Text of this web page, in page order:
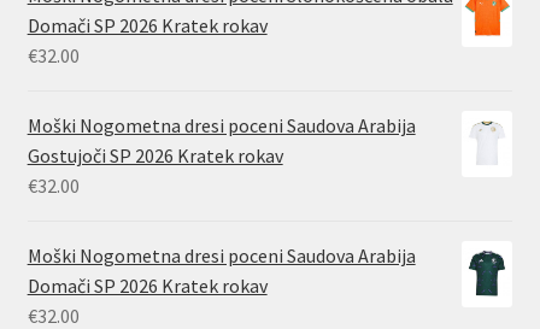
Domači SP 2026 Kratek rokav
€32.00
Moški Nogometna dresi poceni Saudova Arabija
Gostujoči SP 2026 Kratek rokav
€32.00
Moški Nogometna dresi poceni Saudova Arabija
Domači SP 2026 Kratek rokav
€32.00